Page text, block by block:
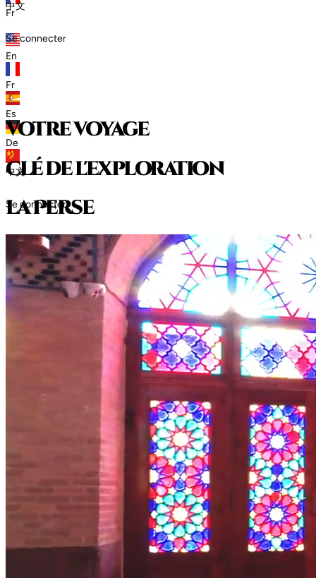
Fr
En
Fr
Es
De
中文
Se connecter
中文
Se connecter
votre voyage
clé de l'exploration
laPerse